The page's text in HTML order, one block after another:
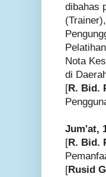
dibahas
Nota
di
[R. Bid.
Jum'at,
[R. Bid.
[Rusid